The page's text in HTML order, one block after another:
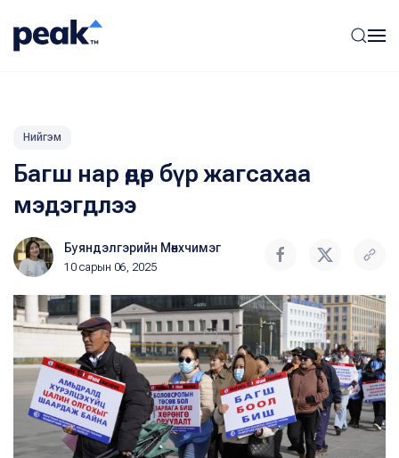
Нийгэм
Багш нар өдөр бүр жагсахаа
мэдэгдлээ
Буяндэлгэрийн Мөнхчимэг
10 сарын 06, 2025